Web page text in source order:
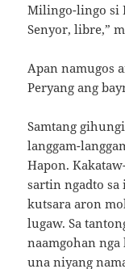
Milingo-lingo si
Senyor, libre,”
Apan namugos
Peryang ang
Samtang
langgam-
Hapon.
sartin ngadto sa
kutsara aron
lugaw. Sa
naamgohan nga
una niyang